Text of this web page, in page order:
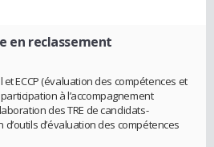
en reclassement
ECCP (évaluation des compétences et
à l’accompagnement
des TRE de candidats-
d’évaluation des compétences